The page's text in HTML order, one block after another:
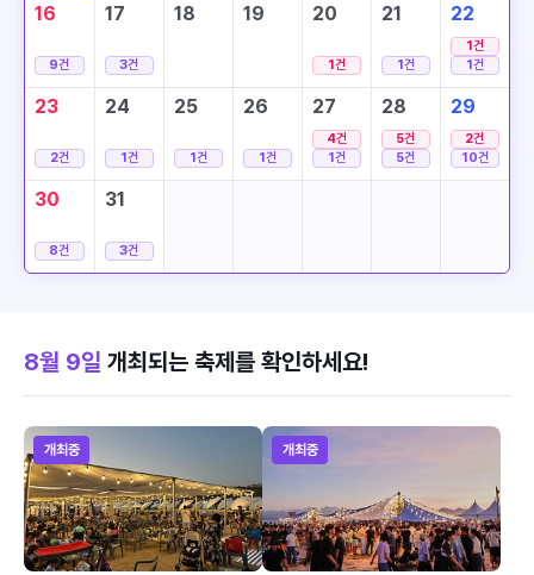
16
9건
17
3건
18 19 20
1건
21
1건
22
1건
1건
23
2건
24
1건
25
1건
26
1건
27
4건
1건
28
5건
5건
29
2건
10건
30
8건
31
3건
8월 9일 개최되는 축제를 확인하세요!
개최중 개최중